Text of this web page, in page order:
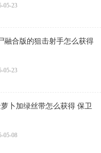
05-23
融合版的狙击射手怎么获得
05-23
卜加绿丝带怎么获得 保卫
05-08